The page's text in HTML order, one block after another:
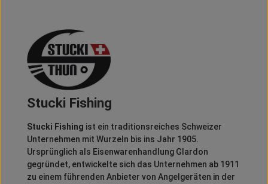
Stucki Fishing
Stucki Fishing ist ein traditionsreiches Schweizer
Unternehmen mit Wurzeln bis ins Jahr 1905.
Ursprünglich als Eisenwarenhandlung Glardon
gegründet, entwickelte sich das Unternehmen ab 1911
zu einem führenden Anbieter von Angelgeräten in der